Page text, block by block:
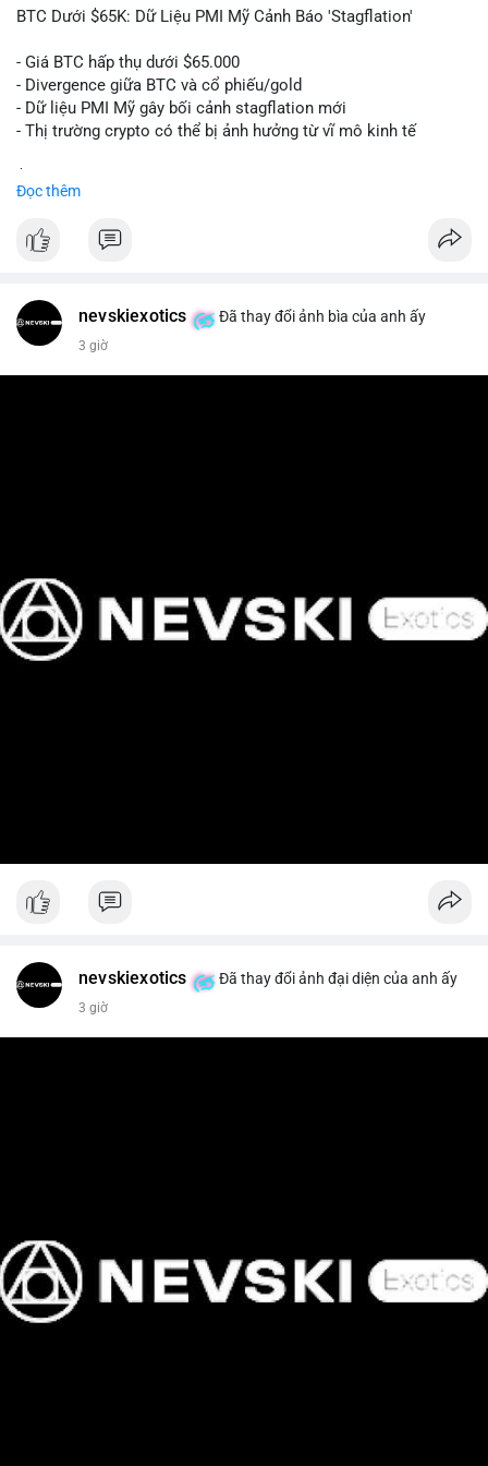
📰 Nguồn: Cointelegraph
BTC Dưới $65K: Dữ Liệu PMI Mỹ Cảnh Báo 'Stagflation'
- Giá BTC hấp thụ dưới $65.000
- Divergence giữa BTC và cổ phiếu/gold
- Dữ liệu PMI Mỹ gây bối cảnh stagflation mới
- Thị trường crypto có thể bị ảnh hưởng từ vĩ mô kinh tế
Đọc thêm
nevskiexotics Đã thay đổi ảnh bìa của anh ấy
3 giờ
nevskiexotics Đã thay đổi ảnh đại diện của anh ấy
3 giờ